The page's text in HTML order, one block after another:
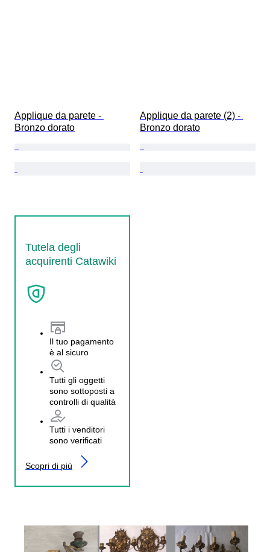
Applique da parete -
Bronzo dorato
Applique da parete (2) -
Bronzo dorato
Tutela degli
acquirenti Catawiki
Il tuo pagamento
è al sicuro
Tutti gli oggetti
sono sottoposti a
controlli di qualità
Tutti i venditori
sono verificati
Scopri di più